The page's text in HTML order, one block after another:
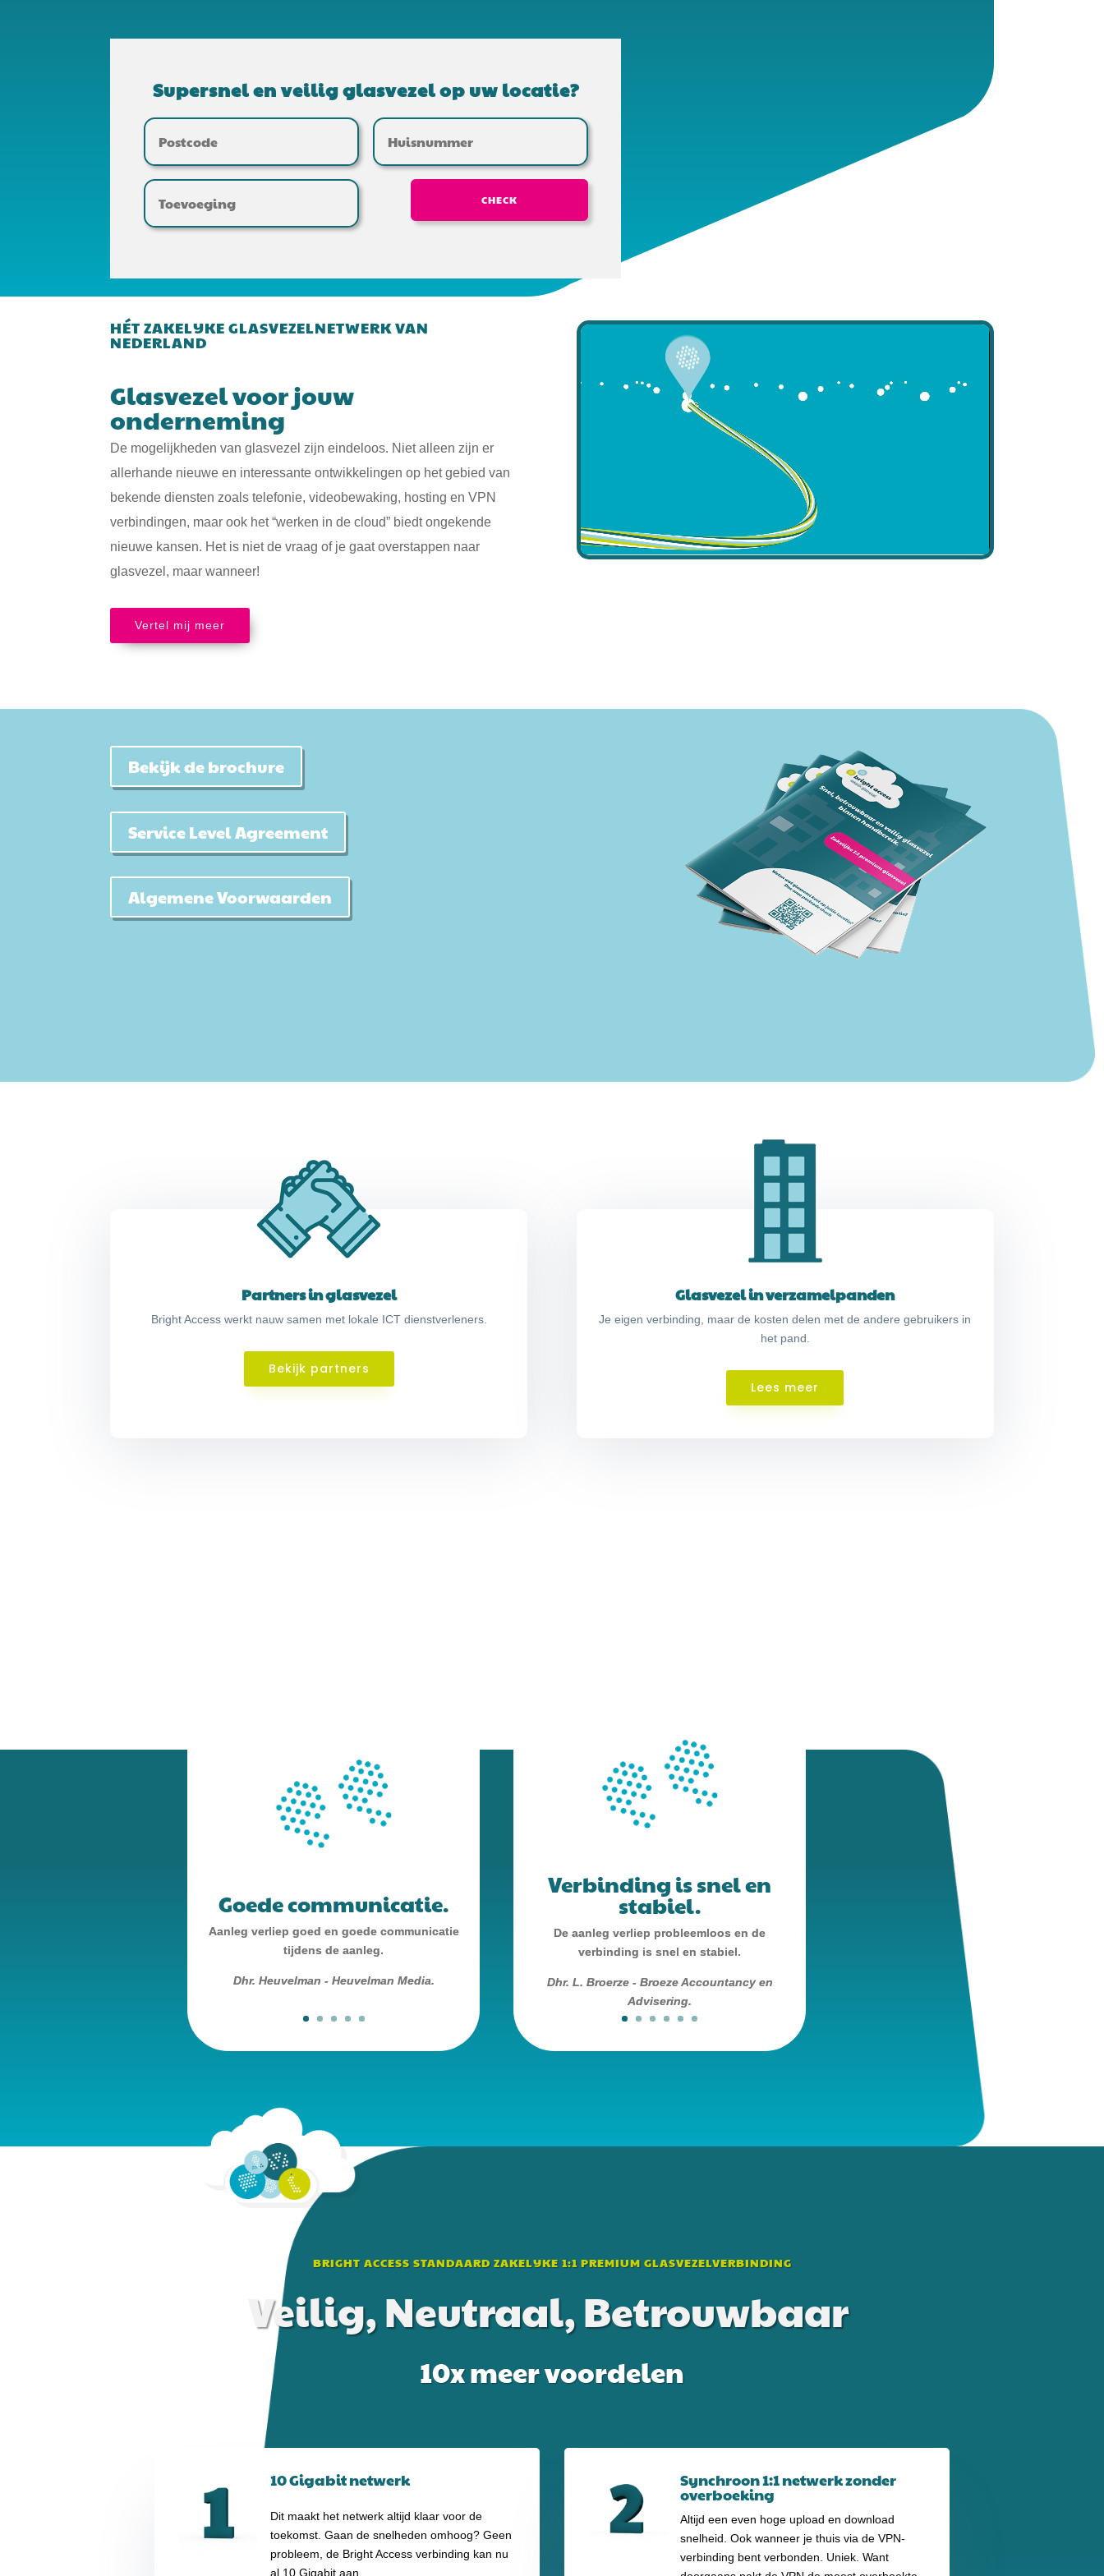
Supersnel en veilig glasvezel op uw locatie?
CHECK
HÉT ZAKELIJKE GLASVEZELNETWERK VAN
NEDERLAND
Glasvezel voor jouw
onderneming
De mogelijkheden van glasvezel zijn eindeloos. Niet alleen zijn er
allerhande nieuwe en interessante ontwikkelingen op het gebied van
bekende diensten zoals telefonie, videobewaking, hosting en VPN
verbindingen, maar ook het “werken in de cloud” biedt ongekende
nieuwe kansen. Het is niet de vraag of je gaat overstappen naar
glasvezel, maar wanneer!
Vertel mij meer
Bekijk de brochure
Service Level Agreement
Algemene Voorwaarden
Partners in glasvezel
Bright Access werkt nauw samen met lokale ICT dienstverleners.
Bekijk partners
Glasvezel in verzamelpanden
Je eigen verbinding, maar de kosten delen met de andere gebruikers in
het pand.
Lees meer
Goede communicatie.
Aanleg verliep goed en goede communicatie
tijdens de aanleg.
Dhr. Heuvelman - Heuvelman Media.
Verbinding is snel en
stabiel.
De aanleg verliep probleemloos en de
verbinding is snel en stabiel.
Dhr. L. Broerze - Broeze Accountancy en
Advisering.
BRIGHT ACCESS STANDAARD ZAKELIJKE 1:1 PREMIUM GLASVEZELVERBINDING
Veilig, Neutraal, Betrouwbaar
10x meer voordelen
10 Gigabit netwerk
Dit maakt het netwerk altijd klaar voor de
toekomst. Gaan de snelheden omhoog? Geen
probleem, de Bright Access verbinding kan nu
al 10 Gigabit aan.
Synchroon 1:1 netwerk zonder
overboeking
Altijd een even hoge upload en download
snelheid. Ook wanneer je thuis via de VPN-
verbinding bent verbonden. Uniek. Want